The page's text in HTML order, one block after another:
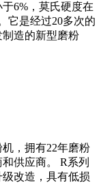
6%，莫氏硬度在
它是经过20多次的
造的新型磨粉
，拥有22年磨粉
供应商。 R系列
改造，具有低损